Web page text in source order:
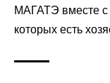
МАГАТЭ вместе с
которых есть